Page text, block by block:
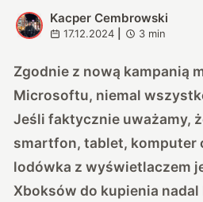
K
Kacper Cembrowski
17.12.2024 3 min
Zgodnie z nową kampanią
Microsoftu, niemal
Jeśli faktycznie uważamy,
smartfon, tablet, komputer
lodówka z wyświetlaczem
Xboksów do kupienia